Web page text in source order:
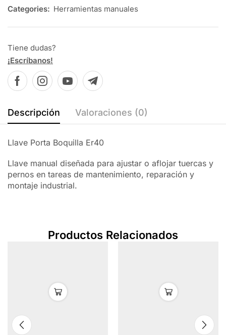
Categories: Herramientas manuales
Tiene dudas?
¡Escríbanos!
Descripción Valoraciones (0)
Llave Porta Boquilla Er40
Llave manual diseñada para ajustar o aflojar tuercas y
pernos en tareas de mantenimiento, reparación y
montaje industrial.
Productos Relacionados